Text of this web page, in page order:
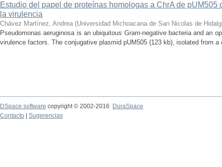
Estudio del papel de proteínas homologas a ChrA de
la virulencia
Chávez Martínez, Andrea (Universidad Michoacana de San Nicolas de
Pseudomonas aeruginosa is an ubiquitous Gram-negative bacteria and an
virulence factors. The conjugative plasmid pUM505 (123 kb), isolated from
DSpace software copyright © 2002-2016
DuraSpace
Contacto
Sugerencias